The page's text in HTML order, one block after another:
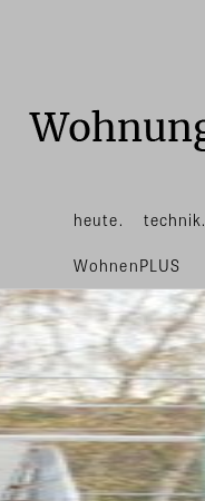
heute. technik.
WohnenPLUS